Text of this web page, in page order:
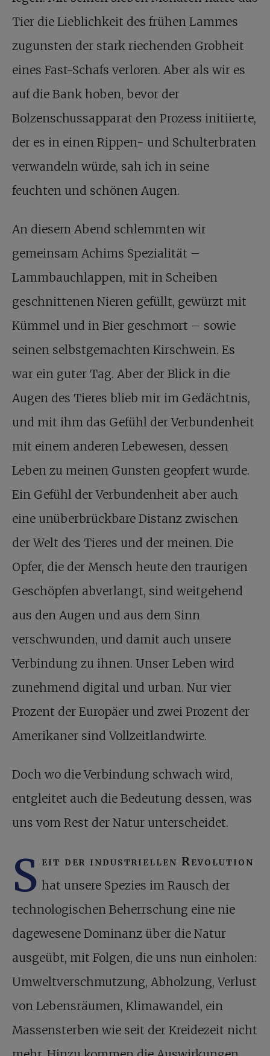
Tier die Lieblichkeit des frühen Lammes
zugunsten der stark riechenden Grobheit
eines Fast-Schafs verloren. Aber als wir es
auf die Bank hoben, bevor der
Bolzenschussapparat den Prozess initiierte,
der es in einen Rippen- und Schulterbraten
verwandeln würde, sah ich in seine
feuchten und schönen Augen.
An diesem Abend schlemmten wir
gemeinsam Achims Spezialität –
Lammbauchlappen, mit in Scheiben
geschnittenen Nieren gefüllt, gewürzt mit
Kümmel und in Bier geschmort – sowie
seinen selbstgemachten Kirschwein. Es
war ein guter Tag. Aber der Blick in die
Augen des Tieres blieb mir im Gedächtnis,
und mit ihm das Gefühl der Verbundenheit
mit einem anderen Lebewesen, dessen
Leben zu meinen Gunsten geopfert wurde.
Ein Gefühl der Verbundenheit aber auch
eine unüberbrückbare Distanz zwischen
der Welt des Tieres und der meinen. Die
Opfer, die der Mensch heute den traurigen
Geschöpfen abverlangt, sind weitgehend
aus den Augen und aus dem Sinn
verschwunden, und damit auch unsere
Verbindung zu ihnen. Unser Leben wird
zunehmend digital und urban. Nur vier
Prozent der Europäer und zwei Prozent der
Amerikaner sind Vollzeitlandwirte.
Doch wo die Verbindung schwach wird,
entgleitet auch die Bedeutung dessen, was
uns vom Rest der Natur unterscheidet.
S eit der industriellen Revolution
hat unsere Spezies im Rausch der
technologischen Beherrschung eine nie
dagewesene Dominanz über die Natur
ausgeübt, mit Folgen, die uns nun einholen:
Umweltverschmutzung, Abholzung, Verlust
von Lebensräumen, Klimawandel, ein
Massensterben wie seit der Kreidezeit nicht